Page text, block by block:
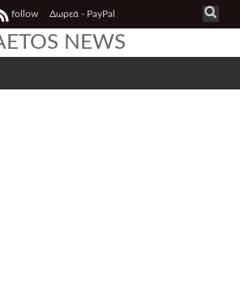
follow Δωρεά - PayPal
NEWS